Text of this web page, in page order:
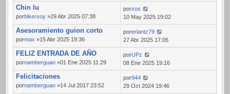
Chin lu
porbikersoy »29 Abr 2025 07:38
porxos
10 May 2025 19:02
Asesoramiento guion corto
pormax »15 Abr 2025 19:36
porerlantz79
27 Abr 2025 17:05
FELIZ ENTRADA DE AÑO
pornamberguan »01 Ene 2025 11:29
porUPz
08 Ene 2025 19:16
Felicitaciones
pornamberguan »14 Jul 2017 23:52
por944
29 Oct 2024 19:46